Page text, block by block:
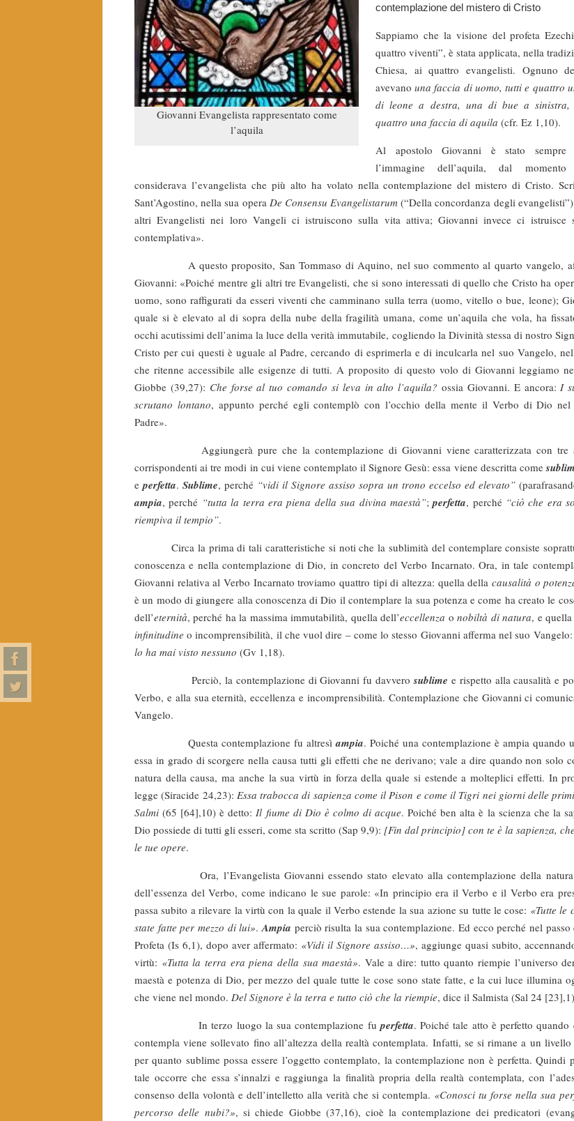
Giovanni Evangelista rappresentato come
l’aquila
contemplazione del mistero di Cristo
Sappiamo che la visione del profeta
quattro viventi”, è stata applicata, nella
Chiesa, ai quattro evangelisti. Ognuno
avevanouna faccia di uomo, tutti e quattro
di leone a destra, una di bue a
quattro una faccia di aquila (cfr. Ez 1,10).
Al apostolo Giovanni è stato sempre
l’immagine dell’aquila, dal
considerava l’evangelista che più alto ha volato nella contemplazione del mistero di Cristo.
Sant’Agostino, nella sua opera De Consensu Evangelistarum(“Della concordanza degli
altri Evangelisti nei loro Vangeli ci istruiscono sulla vita attiva; Giovanni invece ci istruisce
contemplativa».
A questo proposito, San Tommaso di Aquino, nel suo commento al quarto vangelo,
Giovanni: «Poiché mentre gli altri tre Evangelisti, che si sono interessati di quello che Cristo ha
uomo, sono raffigurati da esseri viventi che camminano sulla terra (uomo, vitello o bue, leone);
quale si è elevato al di sopra della nube della fragilità umana, come un’aquila che vola, ha
occhi acutissimi dell’anima la luce della verità immutabile, cogliendo la Divinità stessa di nostro
Cristo per cui questi è uguale al Padre, cercando di esprimerla e di inculcarla nel suo Vangelo,
che ritenne accessibile alle esigenze di tutti. A proposito di questo volo di Giovanni leggiamo
Giobbe (39,27): Che forse al tuo comando si leva in alto l’aquila? ossia Giovanni. E ancora: I
scrutano lontano, appunto perché egli contemplò con l’occhio della mente il Verbo di Dio nel
Padre».
Aggiungerà pure che la contemplazione di Giovanni viene caratterizzata con tre
corrispondenti ai tre modi in cui viene contemplato il Signore Gesù: essa viene descritta come
e perfetta. Sublime, perché “vidi il Signore assiso sopra un trono eccelso ed elevato”
ampia, perché “tutta la terra era piena della sua divina maestà”;perfetta, perché “ciò che era
riempiva il tempio”.
Circa la prima di tali caratteristiche si noti che la sublimità del contemplare consiste
conoscenza e nella contemplazione di Dio, in concreto del Verbo Incarnato. Ora, in tale
Giovanni relativa al Verbo Incarnato troviamo quattro tipi di altezza: quella della causalità o
è un modo di giungere alla conoscenza di Dio il contemplare la sua potenza e come ha creato le
dell’eternità, perché ha la massima immutabilità, quella dell’eccellenza o nobiltà di natura, e
infinitudine o incomprensibilità, il che vuol dire – come lo stesso Giovanni afferma nel suo Vangelo:
lo ha mai visto nessuno (Gv 1,18).
Perciò, la contemplazione di Giovanni fu davvero sublime e ri­spetto alla causalità e
Verbo, e alla sua eternità, eccellen­za e incomprensibilità. Contemplazione che Giovanni ci
Vangelo.
Questa contemplazione fu altresìampia. Poiché una contem­plazione è ampia quando
essa in grado di scorgere nella causa tutti gli effetti che ne derivano; vale a dire quando non solo
natura della causa, ma anche la sua virtù in forza della quale si estende a molteplici effetti. In
legge (Siracide 24,23): Essa trabocca di sapienza come il Pison e come il Tigri nei giorni delle
Salmi (65 [64],10) è detto: Il fiume di Dio è colmo di acque. Poiché ben alta è la scienza che la
Dio possiede di tutti gli esseri, come sta scritto (Sap 9,9): [Fin dal principio] con te è la sapienza,
le tue opere.
Ora, l’Evangelista Giovanni essendo stato elevato alla contem­plazione della natura
dell’essenza del Verbo, come indicano le sue parole: «In principio era il Verbo e il Verbo era
passa subito a rilevare la virtù con la quale il Verbo estende la sua azione su tutte le cose: «Tutte le
state fatte per mezzo di lui».Ampia perciò risulta la sua contemplazione. Ed ecco perché nel passo
Profeta (Is 6,1), dopo aver affermato: «Vidi il Signore assiso…», aggiunge quasi subito,
virtù: «Tutta la terra era piena della sua maestà». Vale a dire: tutto quanto riempie l’universo
maestà e potenza di Dio, per mezzo del quale tutte le cose sono state fatte, e la cui luce illumina
che viene nel mondo. Del Signore è la terra e tutto ciò che la riempie, dice il Salmista (Sal 24
In terzo luogo la sua contemplazione fu perfetta. Poiché ta­le atto è perfetto
contempla viene sollevato fino al­l’altezza della realtà contemplata. Infatti, se si rimane a un
per quanto sublime possa essere l’oggetto contemplato, la con­templazione non è perfetta. Quindi
tale occorre che essa s’innalzi e raggiunga la finalità propria della realtà contemplata, con
consenso della volontà e dell’intelletto alla verità che si contempla. «Conosci tu forse nella sua
percorso delle nubi?», si chiede Giobbe (37,16), cioè la contemplazione dei predi­catori